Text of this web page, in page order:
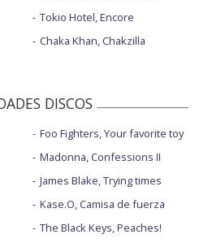
Tokio Hotel, Encore
Chaka Khan, Chakzilla
DISCOS
Foo Fighters, Your favorite toy
Madonna, Confessions II
James Blake, Trying times
Kase.O, Camisa de fuerza
The Black Keys, Peaches!